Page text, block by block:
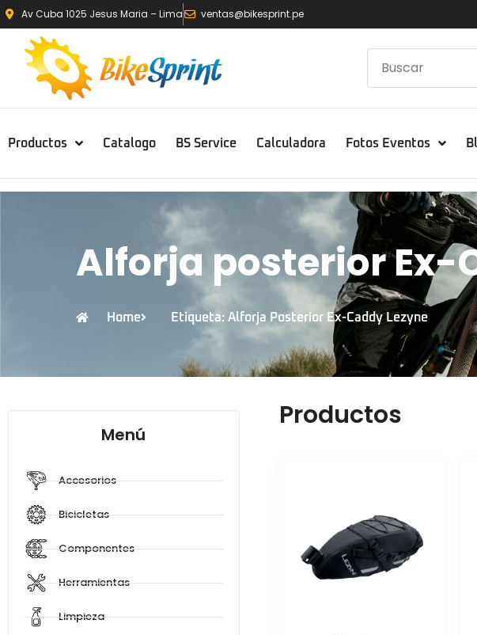
Av Cuba 1025 Jesus Maria – Lima ventas@bikesprint.pe
Productos Catalogo BS Service Calculadora Fotos Eventos
Alforja posterior Ex-
Home Etiqueta: Alforja Posterior Ex-Caddy Lezyne
Menú
Accesorios
Bicicletas
Componentes
Herramientas
Limpieza
Productos